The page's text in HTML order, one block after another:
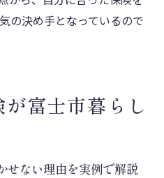
の決め手となっているので
富士市暮らし
せない理由を実例で解説